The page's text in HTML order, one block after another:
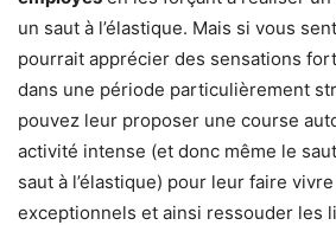
un saut à l’élastique. Mais si vous
pourrait apprécier des sensations
dans une période particulièrement
pouvez leur proposer une course
activité intense (et donc même le
saut à l’élastique) pour leur faire
exceptionnels et ainsi ressouder les